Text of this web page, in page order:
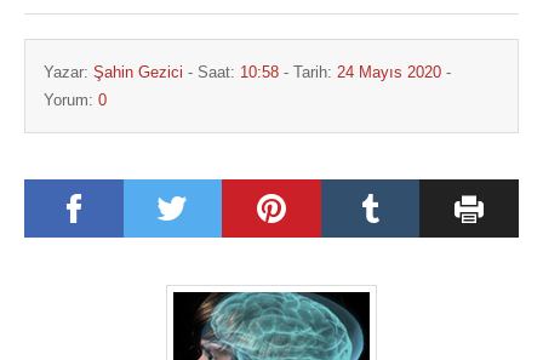
Yazar: Şahin Gezici - Saat: 10:58 - Tarih: 24 Mayıs 2020 -
Yorum: 0